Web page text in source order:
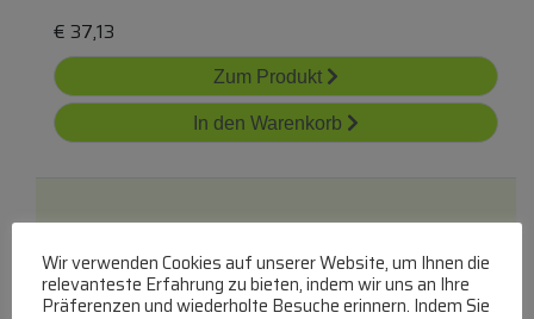
€ 37,13
Zum Produkt
In den Warenkorb
Wir verwenden Cookies auf unserer Website, um Ihnen die
relevanteste Erfahrung zu bieten, indem wir uns an Ihre
Präferenzen und wiederholte Besuche erinnern. Indem Sie